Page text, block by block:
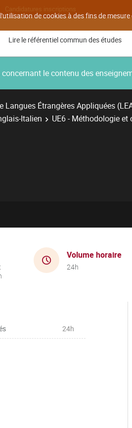
de cookies à des fins de
Candidatures inscriptions
Lire le référentiel commun des études
le contenu des
Langues Étrangères Appliquées
Italien
UE6 - Méthodologie et
Volume horaire
24h
24h